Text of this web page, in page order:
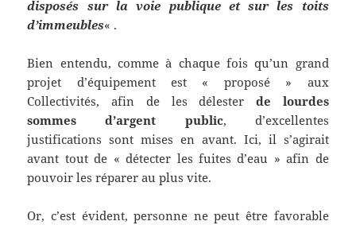
disposés sur la voie publique et sur les toits
d’immeubles« .
Bien entendu, comme à chaque fois qu’un grand
projet d’équipement est « proposé » aux
Collectivités, afin de les délester de lourdes
sommes d’argent public, d’excellentes
justifications sont mises en avant. Ici, il s’agirait
avant tout de « détecter les fuites d’eau » afin de
pouvoir les réparer au plus vite.
Or, c’est évident, personne ne peut être favorable